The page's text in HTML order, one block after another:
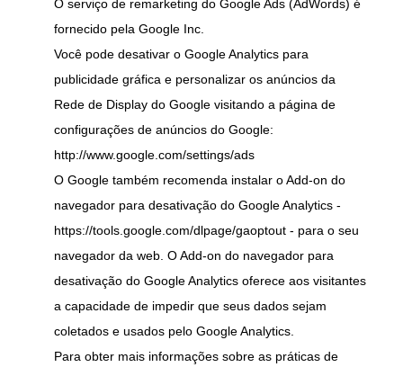
O serviço de remarketing do Google Ads (AdWords) é
fornecido pela Google Inc.
Você pode desativar o Google Analytics para
publicidade gráfica e personalizar os anúncios da
Rede de Display do Google visitando a página de
configurações de anúncios do Google:
http://www.google.com/settings/ads
O Google também recomenda instalar o Add-on do
navegador para desativação do Google Analytics -
https://tools.google.com/dlpage/gaoptout - para o seu
navegador da web. O Add-on do navegador para
desativação do Google Analytics oferece aos visitantes
a capacidade de impedir que seus dados sejam
coletados e usados pelo Google Analytics.
Para obter mais informações sobre as práticas de